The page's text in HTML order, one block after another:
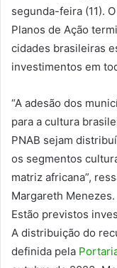
segunda-feira (11).
Planos de Ação
cidades brasileiras
investimentos em
“A adesão dos
para a cultura
PNAB sejam
os segmentos
matriz africana”,
Margareth Menezes.
Estão previstos
A distribuição do
definida pela